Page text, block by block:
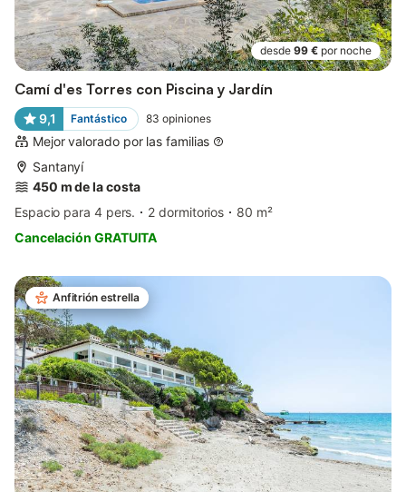
desde 99 € por noche
Camí d'es Torres con Piscina y Jardín
9,1 Fantástico 83 opiniones
Mejor valorado por las familias
Santanyí
450 m de la costa
Espacio para 4 pers.
2 dormitorios
80 m²
Cancelación GRATUITA
Anfitrión estrella